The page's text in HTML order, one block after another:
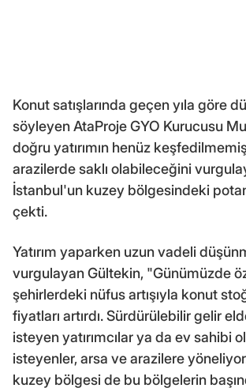
Konut satışlarında geçen yıla göre
söyleyen AtaProje GYO Kurucusu
doğru yatırımın henüz
arazilerde saklı olabileceğini
İstanbul'un kuzey bölgesindeki
çekti.
Yatırım yaparken uzun vadeli
vurgulayan Gültekin, "Günümüzde
şehirlerdeki nüfus artışıyla konut
fiyatları artırdı. Sürdürülebilir gelir
isteyen yatırımcılar ya da ev sahibi
isteyenler, arsa ve arazilere
kuzey bölgesi de bu bölgelerin